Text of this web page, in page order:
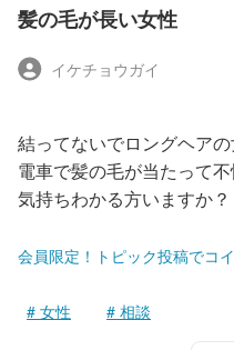
髪の毛が長い女性
イケチョウガイ
結ってないでロングヘアの
電車で髪の毛が当たって不
気持ちわかる方いますか？
会員限定！トピック投稿でコ
女性 相談